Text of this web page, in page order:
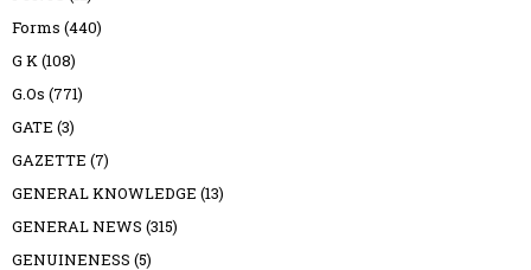
Forms (440)
G K(108)
G.Os (771)
GATE (3)
GAZETTE (7)
GENERAL KNOWLEDGE (13)
GENERAL NEWS (315)
GENUINENESS (5)